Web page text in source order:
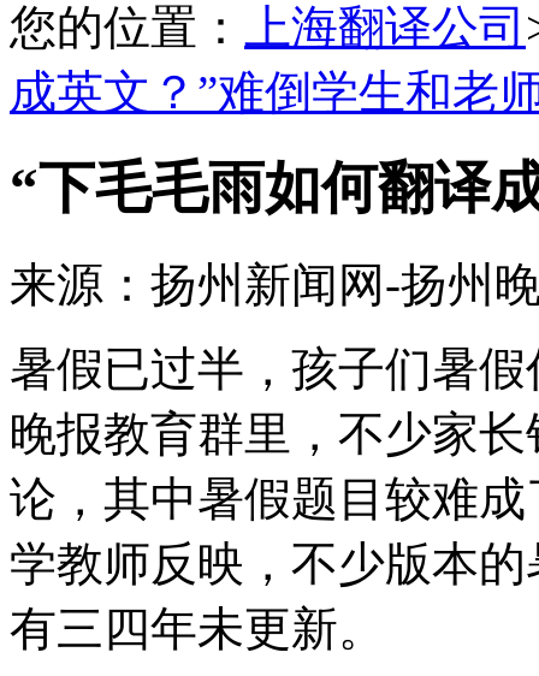
您的位置： 上海翻译公司
成英文？”难倒学生和老
“下毛毛雨如何翻译
来源：扬州新闻网-扬州
暑假已过半，孩子们暑
晚报教育群里，不少家
论，其中暑假题目较难
学教师反映，不少版本
有三四年未更新。